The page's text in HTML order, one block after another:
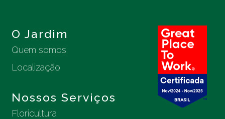
O Jardim
Quem somos
Localização
Nossos Serviços
Floricultura